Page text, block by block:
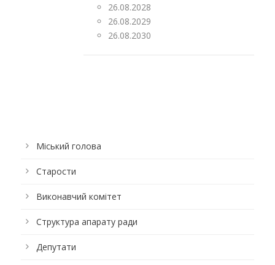
26.08.2028
26.08.2029
26.08.2030
Міський голова
Старости
Виконавчий комітет
Структура апарату ради
Депутати